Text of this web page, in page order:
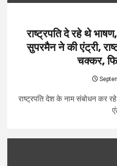
राष्ट्रपति दे रहे थे
सुपरमैन ने की एंट्री,
चक्कर,
राष्ट्रपति देश के नाम संबोधन कर